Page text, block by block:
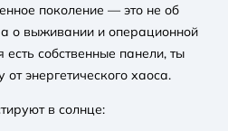
поколение — это не об
а о выживании и операционной
есть собственные панели, ты
энергетического хаоса.
в солнце: